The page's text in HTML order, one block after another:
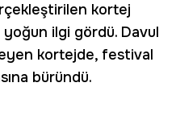
kortej
ilgi gördü. Davul
kortejde, festival
büründü.